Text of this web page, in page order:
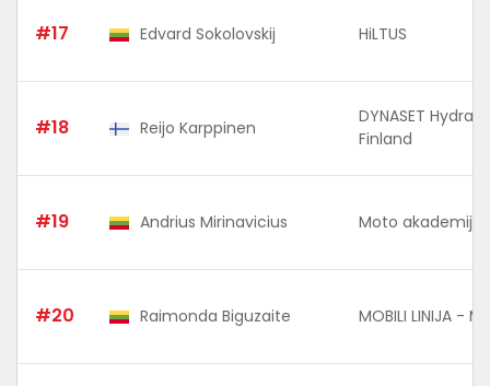
#17 Edvard Sokolovskij HiLTUS
#18 Reijo Karppinen
DYNASET
Finland
#19 Andrius Mirinavicius Moto akademija
#20 Raimonda Biguzaite MOBILI LINIJA -